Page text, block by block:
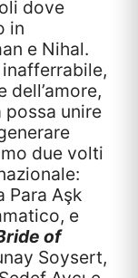
dove
in
e Nihal.
dell’amore,
unire
due volti
Para Aşk
e
of
Soysert,